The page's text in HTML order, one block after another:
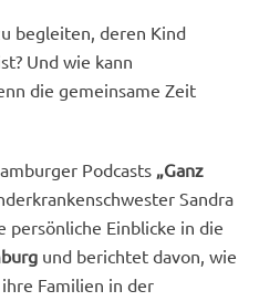
begleiten, deren Kind
Und wie kann
die gemeinsame Zeit
Podcasts „Ganz
Sandra
persönliche Einblicke in die
und berichtet davon, wie
Familien in der